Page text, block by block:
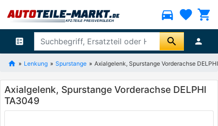
directions_car favorite shopping_cart
ballot search person
Lenkung Spurstange Axialgelenk, Spurstange Vorderachse
Axialgelenk, Spurstange Vorderachse DELPHI
TA3049